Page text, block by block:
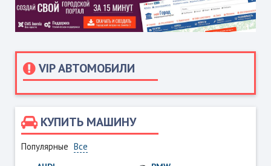
VIP АВТОМОБИЛИ
КУПИТЬ МАШИНУ
Популярные Все